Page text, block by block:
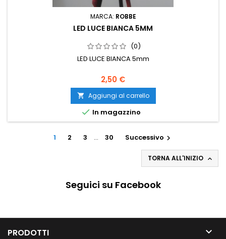
MARCA: ROBBE
LED LUCE BIANCA 5MM
(0)
LED LUCE BIANCA 5mm
2,50 €
 Aggiungi al carrello
 In magazzino
1 2 3 … 30 Successivo 
TORNA ALL'INIZIO 
Seguici su Facebook
PRODOTTI 